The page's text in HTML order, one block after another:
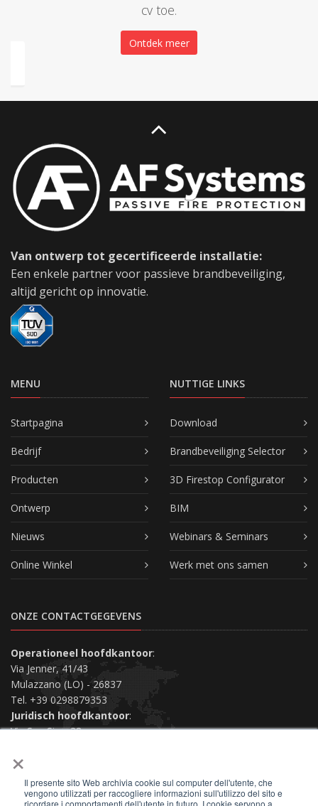
×
Il presente sito Web archivia cookie sul computer dell'utente, che
vengono utilizzati per raccogliere informazioni sull'utilizzo del sito e
ricordare i comportamenti dell'utente in futuro. I cookie servono a
cv toe.
Ontdek meer
Van ontwerp tot gecertificeerde installatie:
Een enkele partner voor passieve brandbeveiliging,
altijd gericht op innovatie.
MENU
Startpagina
Bedrijf
Producten
Ontwerp
Nieuws
Online Winkel
NUTTIGE LINKS
Download
Brandbeveiliging Selector
3D Firestop Configurator
BIM
Webinars & Seminars
Werk met ons samen
ONZE CONTACTGEGEVENS
Operationeel hoofdkantoor:
Via Jenner, 41/43
Mulazzano (LO) - 26837
Tel. +39 0298879353
Juridisch hoofdkantoor:
Via San Siro, 38
Neem contact met ons op